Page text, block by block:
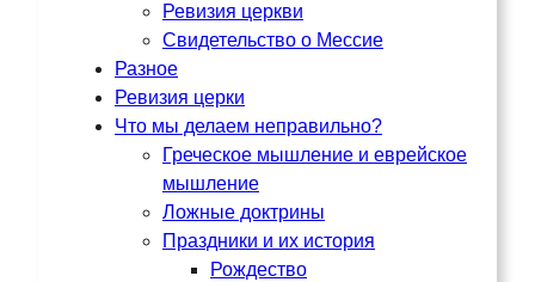
Ревизия церкви
Свидетельство о Мессие
Разное
Ревизия церки
Что мы делаем неправильно?
Греческое мышление и еврейское
мышление
Ложные доктрины
Праздники и их история
Рождество